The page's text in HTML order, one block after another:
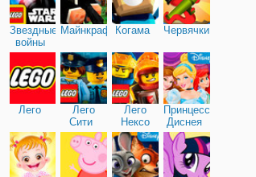
Звездные
войны
МайнкрафтКогама Червячки
Лего
Лего
Сити
Лего
Нексо
Найтс
Принцессы
Диснея